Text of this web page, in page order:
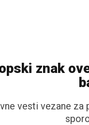
znak
vesti vezane za